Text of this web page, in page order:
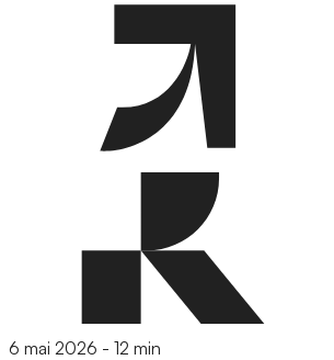
6 mai 2026 - 12 min